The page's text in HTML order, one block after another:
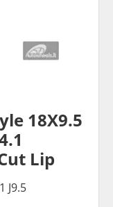
18X9.5
Lip
J9.5